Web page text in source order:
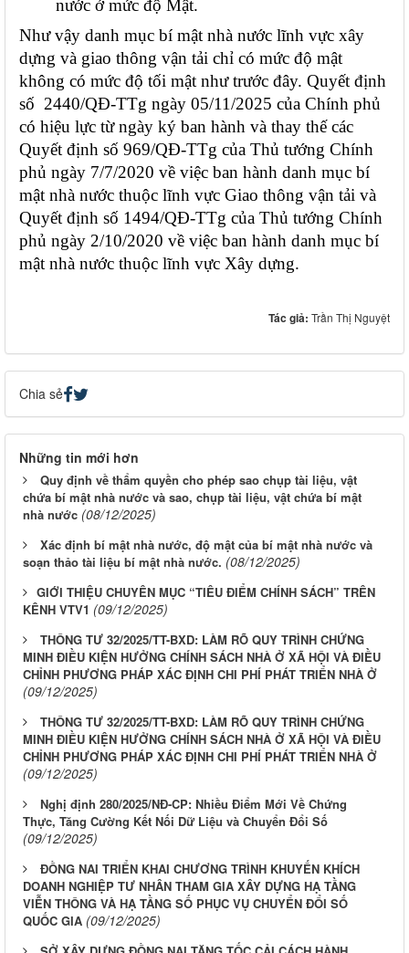
nước ở mức độ Mật.
Như vậy danh mục bí mật nhà nước lĩnh vực xây
dựng và giao thông vận tải chỉ có mức độ mật
không có mức độ tối mật như trước đây. Quyết định
số 2440/QĐ-TTg ngày 05/11/2025 của Chính phủ
có hiệu lực từ ngày ký ban hành và thay thế các
Quyết định số 969/QĐ-TTg của Thủ tướng Chính
phủ ngày 7/7/2020 về việc ban hành danh mục bí
mật nhà nước thuộc lĩnh vực Giao thông vận tải và
Quyết định số 1494/QĐ-TTg của Thủ tướng Chính
phủ ngày 2/10/2020 về việc ban hành danh mục bí
mật nhà nước thuộc lĩnh vực Xây dựng.
Tác giả: Trần Thị Nguyệt
Chia sẻ
Những tin mới hơn
Quy định về thẩm quyền cho phép sao chụp tài liệu, vật
chứa bí mật nhà nước và sao, chụp tài liệu, vật chứa bí mật
nhà nước (08/12/2025)
Xác định bí mật nhà nước, độ mật của bí mật nhà nước và
soạn thảo tài liệu bí mật nhà nước. (08/12/2025)
​​​​​​​GIỚI THIỆU CHUYÊN MỤC “TIÊU ĐIỂM CHÍNH SÁCH” TRÊN
KÊNH VTV1 (09/12/2025)
THÔNG TƯ 32/2025/TT-BXD: LÀM RÕ QUY TRÌNH CHỨNG
MINH ĐIỀU KIỆN HƯỞNG CHÍNH SÁCH NHÀ Ở XÃ HỘI VÀ ĐIỀU
CHỈNH PHƯƠNG PHÁP XÁC ĐỊNH CHI PHÍ PHÁT TRIỂN NHÀ Ở
(09/12/2025)
THÔNG TƯ 32/2025/TT-BXD: LÀM RÕ QUY TRÌNH CHỨNG
MINH ĐIỀU KIỆN HƯỞNG CHÍNH SÁCH NHÀ Ở XÃ HỘI VÀ ĐIỀU
CHỈNH PHƯƠNG PHÁP XÁC ĐỊNH CHI PHÍ PHÁT TRIỂN NHÀ Ở
(09/12/2025)
Nghị định 280/2025/NĐ-CP: Nhiều Điểm Mới Về Chứng
Thực, Tăng Cường Kết Nối Dữ Liệu và Chuyển Đổi Số
(09/12/2025)
ĐỒNG NAI TRIỂN KHAI CHƯƠNG TRÌNH KHUYẾN KHÍCH
DOANH NGHIỆP TƯ NHÂN THAM GIA XÂY DỰNG HẠ TẦNG
VIỄN THÔNG VÀ HẠ TẦNG SỐ PHỤC VỤ CHUYỂN ĐỔI SỐ
QUỐC GIA (09/12/2025)